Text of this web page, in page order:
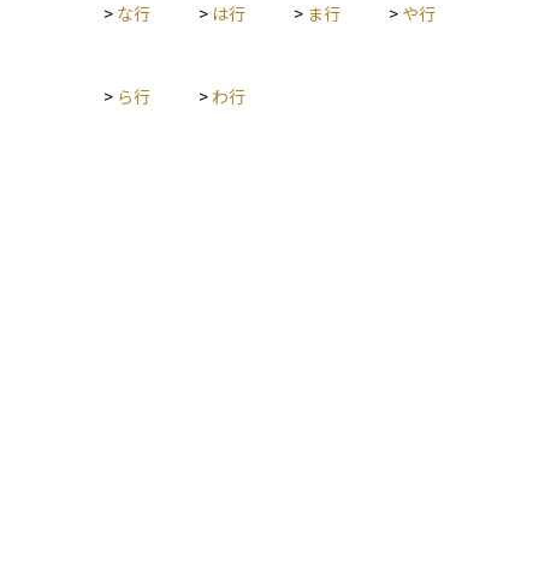
> な行 > は行 > ま行 > や行
> ら行 > わ行